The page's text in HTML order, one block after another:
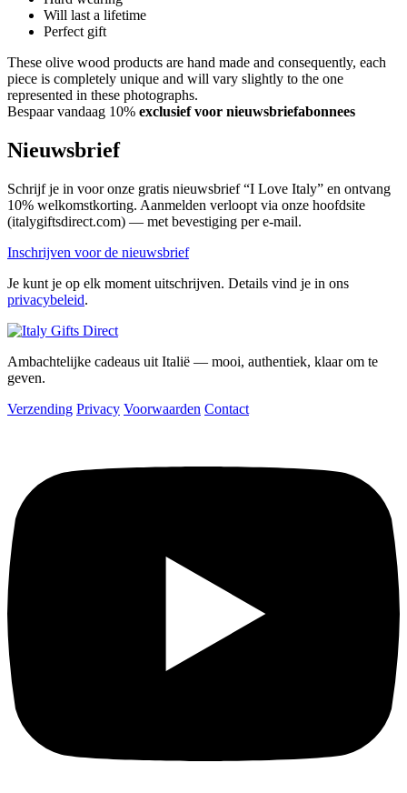
Will last a lifetime
Perfect gift
These olive wood products are hand made and consequently, each
piece is completely unique and will vary slightly to the one
represented in these photographs.
Bespaar vandaag 10% exclusief voor nieuwsbriefabonnees
Nieuwsbrief
Schrijf je in voor onze gratis nieuwsbrief “I Love Italy” en ontvang
10% welkomstkorting. Aanmelden verloopt via onze hoofdsite
(italygiftsdirect.com) — met bevestiging per e-mail.
Inschrijven voor de nieuwsbrief
Je kunt je op elk moment uitschrijven. Details vind je in ons
privacybeleid.
Ambachtelijke cadeaus uit Italië — mooi, authentiek, klaar om te
geven.
Verzending Privacy Voorwaarden Contact